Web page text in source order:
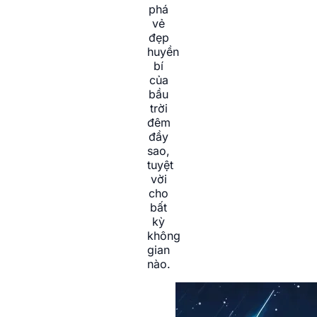
phá
vẻ
đẹp
huyền
bí
của
bầu
trời
đêm
đầy
sao,
tuyệt
vời
cho
bất
kỳ
không
gian
nào.